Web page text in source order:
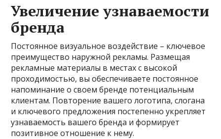
Увеличение узнаваемости
бренда
Постоянное визуальное воздействие – ключевое
преимущество наружной рекламы. Размещая
рекламные материалы в местах с высокой
проходимостью, вы обеспечиваете постоянное
напоминание о своем бренде потенциальным
клиентам. Повторение вашего логотипа, слогана
и ключевого предложения постепенно укрепляет
узнаваемость вашего бренда и формирует
позитивное отношение к нему.